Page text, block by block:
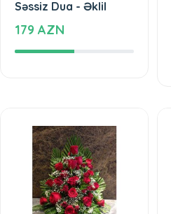
Səssiz Dua - Əklil
179 AZN